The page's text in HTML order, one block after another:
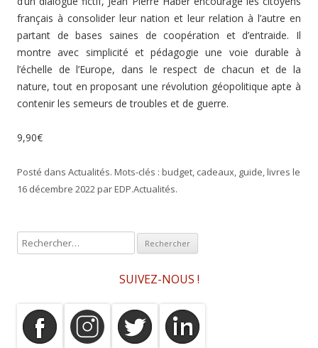
français à consolider leur nation et leur relation à l’autre en
partant de bases saines de coopération et d’entraide. Il
montre avec simplicité et pédagogie une voie durable à
l’échelle de l’Europe, dans le respect de chacun et de la
nature, tout en proposant une révolution géopolitique apte à
contenir les semeurs de troubles et de guerre.
9,90€
Posté dans Actualités. Mots-clés : budget, cadeaux, guide,livres le
16 décembre 2022parEDP.Actualités.
e
SUIVEZ-NOUS !